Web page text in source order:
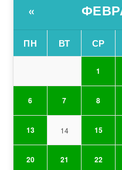
«
ПН ВТ СР
1
6 7 8
13 14 15
20 21 22